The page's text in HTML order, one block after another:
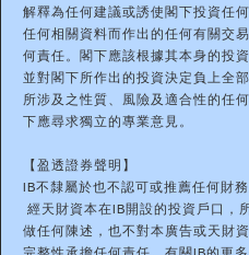
解釋為任何建議或誘使閣下投資任
任何相關資料而作出的任何有關交
何責任。閣下應該根據其本身的投
並對閣下所作出的投資決定負上全
所涉及之性質、風險及適合性的任
下應尋求獨立的專業意見。
【盈透證券聲明】
IB不隸屬於也不認可或推薦任何財
經天財資本在IB開設的投資戶口，
做任何陳述，也不對本廣告或天財